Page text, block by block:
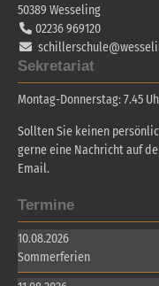
50389 Wesseling
02236 969120
Sekretariat
Montag-Donnerstag: 7.45
Sollten Sie keinen
gerne eine Nachricht auf
Email.
Termine
10.08.2026
Sommerferien